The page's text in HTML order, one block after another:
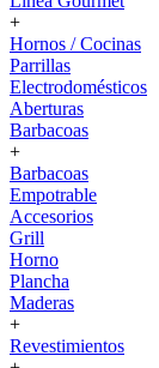
+
Hornos / Cocinas
Parrillas
Electrodomésticos
Aberturas
Barbacoas
+
Barbacoas
Empotrable
Accesorios
Grill
Horno
Plancha
Maderas
+
Revestimientos